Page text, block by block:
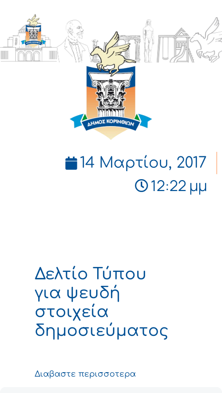
ΔΗΜΟΣ
ΚΟΡΙΝΘΙΩΝ
14 Μαρτίου, 2017
12:22 μμ
Δελτίο Τύπου
για ψευδή
στοιχεία
δημοσιεύματος
Διαβαστε περισσοτερα